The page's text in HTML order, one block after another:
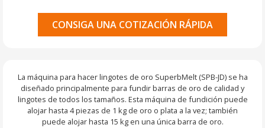
CONSIGA UNA COTIZACIÓN RÁPIDA
La máquina para hacer lingotes de oro SuperbMelt (SPB-JD) se ha
diseñado principalmente para fundir barras de oro de calidad y
lingotes de todos los tamaños. Esta máquina de fundición puede
alojar hasta 4 piezas de 1 kg de oro o plata a la vez; también
puede alojar hasta 15 kg en una única barra de oro.